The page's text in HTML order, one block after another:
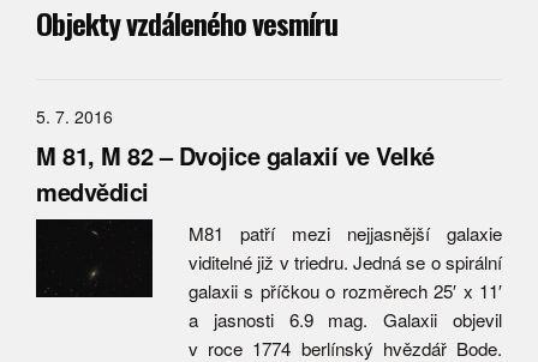
Objekty vzdáleného vesmíru
5. 7. 2016
M 81, M 82 – Dvojice galaxií ve Velké
medvědici
M81 patří mezi nejjasnější galaxie
viditelné již v triedru. Jedná se o spirální
galaxii s příčkou o rozměrech 25′ x 11′
a jasnosti 6.9 mag. Galaxii objevil
v roce 1774 berlínský hvězdář Bode.